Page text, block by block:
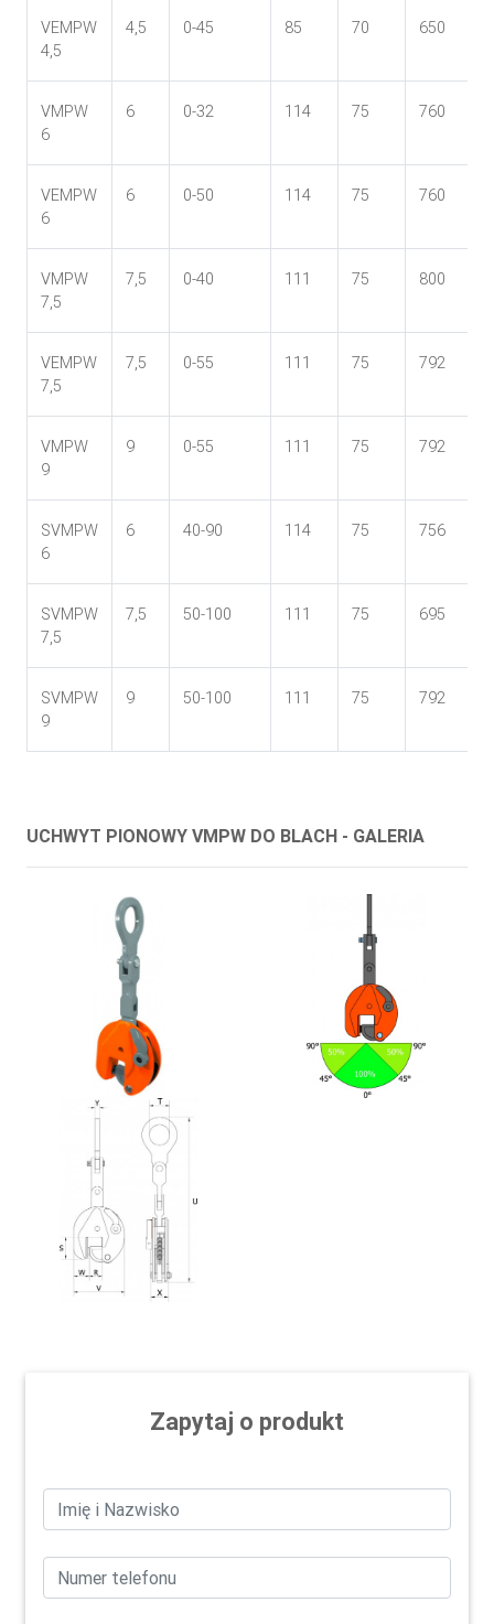
VEMPW
4,5
4,5 0-45 85 70 650
VMPW
6
6 0-32 114 75 760
VEMPW
6
6 0-50 114 75 760
VMPW
7,5
7,5 0-40 111 75 800
VEMPW
7,5
7,5 0-55 111 75 792
VMPW
9
9 0-55 111 75 792
SVMPW
6
6 40-90 114 75 756
SVMPW
7,5
7,5 50-100 111 75 695
SVMPW
9
9 50-100 111 75 792
UCHWYT PIONOWY VMPW DO BLACH - GALERIA
Zapytaj o produkt